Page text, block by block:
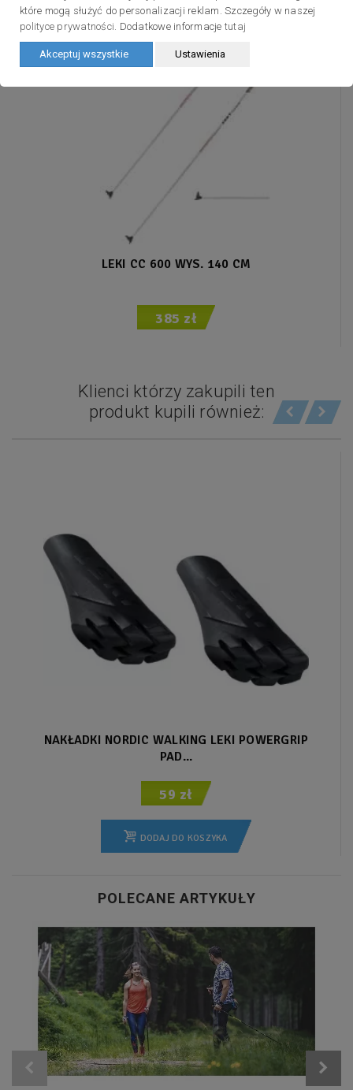
LEKI CC 600 WYS. 140 CM
385 zł
Klienci którzy zakupili ten
produkt kupili również:
NAKŁADKI NORDIC WALKING LEKI POWERGRIP
PAD...
59 zł
DODAJ DO KOSZYKA
POLECANE ARTYKUŁY
które mogą służyć do personalizacji reklam. Szczegóły w naszej
polityce prywatności . Dodatkowe informacje tutaj
Akceptuj wszystkie Ustawienia